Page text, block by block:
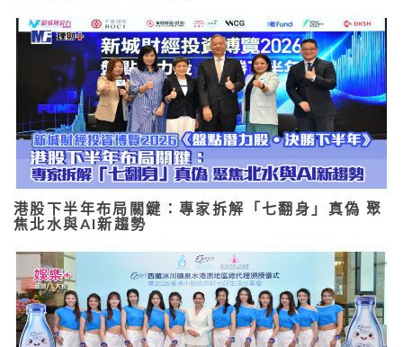
港股下半年布局關鍵：專家拆解「七翻身」真偽 聚
焦北水與AI新趨勢